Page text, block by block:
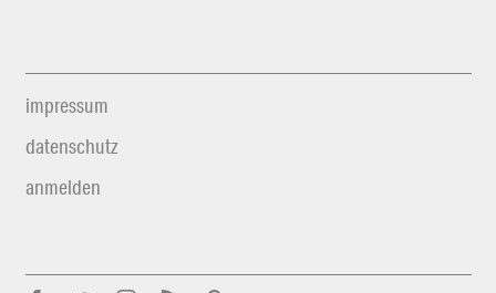
impressum
datenschutz
anmelden